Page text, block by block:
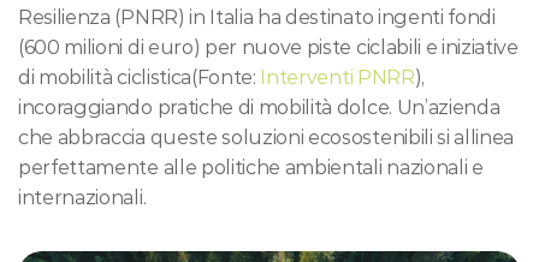
Resilienza (PNRR) in Italia ha destinato ingenti fondi
(600 milioni di euro) per nuove piste ciclabili e iniziative
di mobilità ciclistica(Fonte: Interventi PNRR),
incoraggiando pratiche di mobilità dolce. Un’azienda
che abbraccia queste soluzioni ecosostenibili si allinea
perfettamente alle politiche ambientali nazionali e
internazionali.